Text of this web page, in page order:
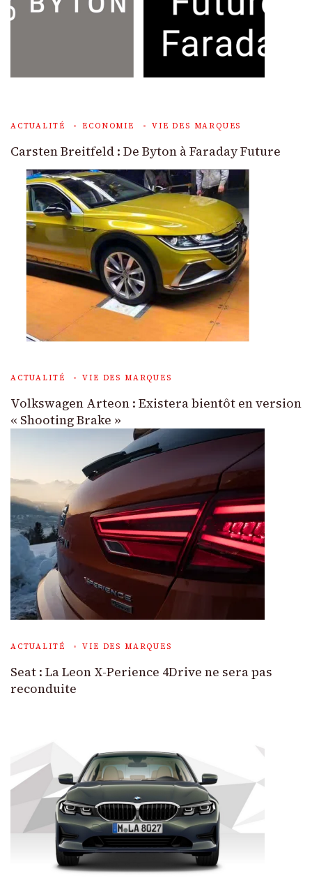
ACTUALITÉ ECONOMIE VIE DES MARQUES
Carsten Breitfeld : De Byton à Faraday Future
ACTUALITÉ VIE DES MARQUES
Volkswagen Arteon : Existera bientôt en version
« Shooting Brake »
ACTUALITÉ VIE DES MARQUES
Seat : La Leon X-Perience 4Drive ne sera pas
reconduite